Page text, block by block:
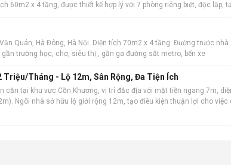
60m2 x 4 tầng, được thiết kế hợp lý với 7 phòng riêng biệt, độc lập,
Quán, Hà Đông, Hà Nội. Diện tích 70m2 x 4 tầng. Đường trước nhà
trường học, chợ, siêu thị , gần ga đường sắt metro, bến xe
Triệu/Tháng - Lộ 12m, Sân Rộng, Đa Tiện Ích
căn tại khu vực Cồn Khương, vị trí đắc địa với mặt tiền ngang 7m,
Ngôi nhà sở hữu lộ giới rộng 12m, tạo điều kiện thuận lợi cho việc